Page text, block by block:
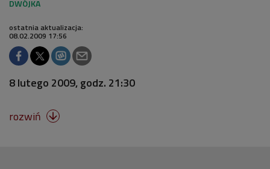
ostatnia aktualizacja:
08.02.2009 17:56
8 lutego 2009, godz. 21:30
rozwiń 